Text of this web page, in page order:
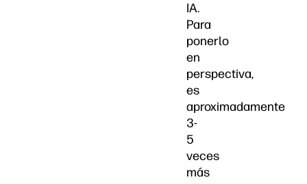
IA.
Para
ponerlo
en
perspectiva,
es
aproximadamente
3-
5
veces
más